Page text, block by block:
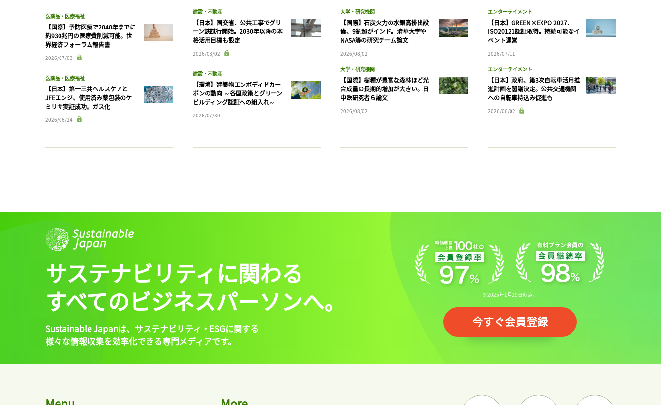
医薬品・医療福祉
【国際】予防医療で2040年までに
約930兆円の医療費削減可能。世
界経済フォーラム報告書
2026/07/03
医薬品・医療福祉
【日本】第一三共ヘルスケアと
JFEエンジ、使用済み薬包装のケ
ミリサ実証成功。ガス化
2026/06/24
建設・不動産
【日本】国交省、公共工事でグリ
ーン鉄試行開始。2030年以降の本
格活用目標も設定
2026/08/02
建設・不動産
【環境】建築物エンボディドカー
ボンの動向 ～各国政策とグリーン
ビルディング認証への組入れ～
2026/07/30
大学・研究機関
【国際】石炭火力の水銀高排出設
備、9割超がインド。清華大学や
NASA等の研究チーム論文
2026/08/02
大学・研究機関
【国際】樹種が豊富な森林ほど光
合成量の長期的増加が大きい。日
中欧研究者ら論文
2026/08/02
エンターテイメント
【日本】GREEN×EXPO 2027、
ISO20121認証取得。持続可能なイ
ベント運営
2026/07/11
エンターテイメント
【日本】政府、第3次自転車活用推
進計画を閣議決定。公共交通機関
への自転車持込み促進も
2026/06/02
サステナビリティに関わる
すべてのビジネスパーソンへ。
Sustainable Japanは、 サステナビリティ・ESGに関する
様々な情報収集を効率化できる専門メディアです。
※2025年1月29日時点。
今すぐ会員登録